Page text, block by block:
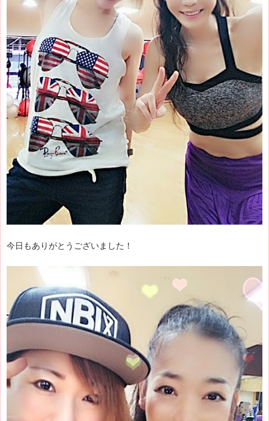
今日もありがとうございました！